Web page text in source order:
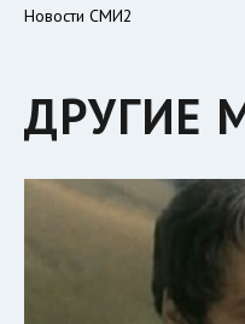
Новости СМИ2
ДРУГИЕ